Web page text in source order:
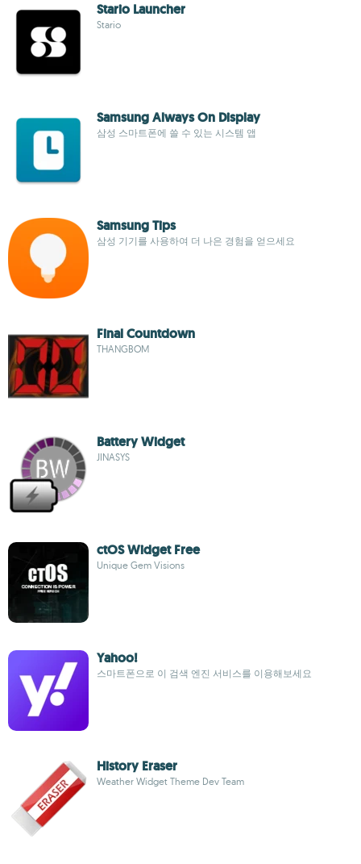
Stario Launcher
Stario
Samsung Always On Display
삼성 스마트폰에 쓸 수 있는 시스템 앱
Samsung Tips
삼성 기기를 사용하여 더 나은 경험을 얻으세요
Final Countdown
THANGBOM
Battery Widget
JINASYS
ctOS Widget Free
Unique Gem Visions
Yahoo!
스마트폰으로 이 검색 엔진 서비스를 이용해보세요
History Eraser
Weather Widget Theme Dev Team